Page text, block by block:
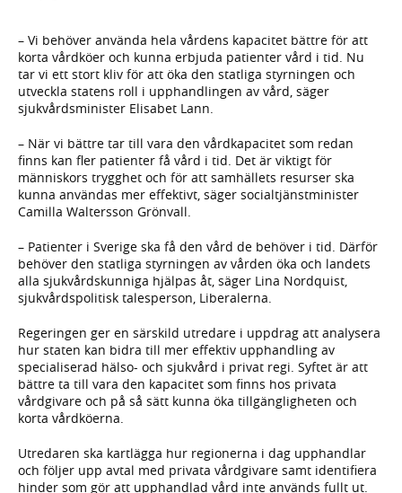
– Vi behöver använda hela vårdens kapacitet bättre för att
korta vårdköer och kunna erbjuda patienter vård i tid. Nu
tar vi ett stort kliv för att öka den statliga styrningen och
utveckla statens roll i upphandlingen av vård, säger
sjukvårdsminister Elisabet Lann.
– När vi bättre tar till vara den vårdkapacitet som redan
finns kan fler patienter få vård i tid. Det är viktigt för
människors trygghet och för att samhällets resurser ska
kunna användas mer effektivt, säger socialtjänstminister
Camilla Waltersson Grönvall.
– Patienter i Sverige ska få den vård de behöver i tid. Därför
behöver den statliga styrningen av vården öka och landets
alla sjukvårdskunniga hjälpas åt, säger Lina Nordquist,
sjukvårdspolitisk talesperson, Liberalerna.
Regeringen ger en särskild utredare i uppdrag att analysera
hur staten kan bidra till mer effektiv upphandling av
specialiserad hälso- och sjukvård i privat regi. Syftet är att
bättre ta till vara den kapacitet som finns hos privata
vårdgivare och på så sätt kunna öka tillgängligheten och
korta vårdköerna.
Utredaren ska kartlägga hur regionerna i dag upphandlar
och följer upp avtal med privata vårdgivare samt identifiera
hinder som gör att upphandlad vård inte används fullt ut.